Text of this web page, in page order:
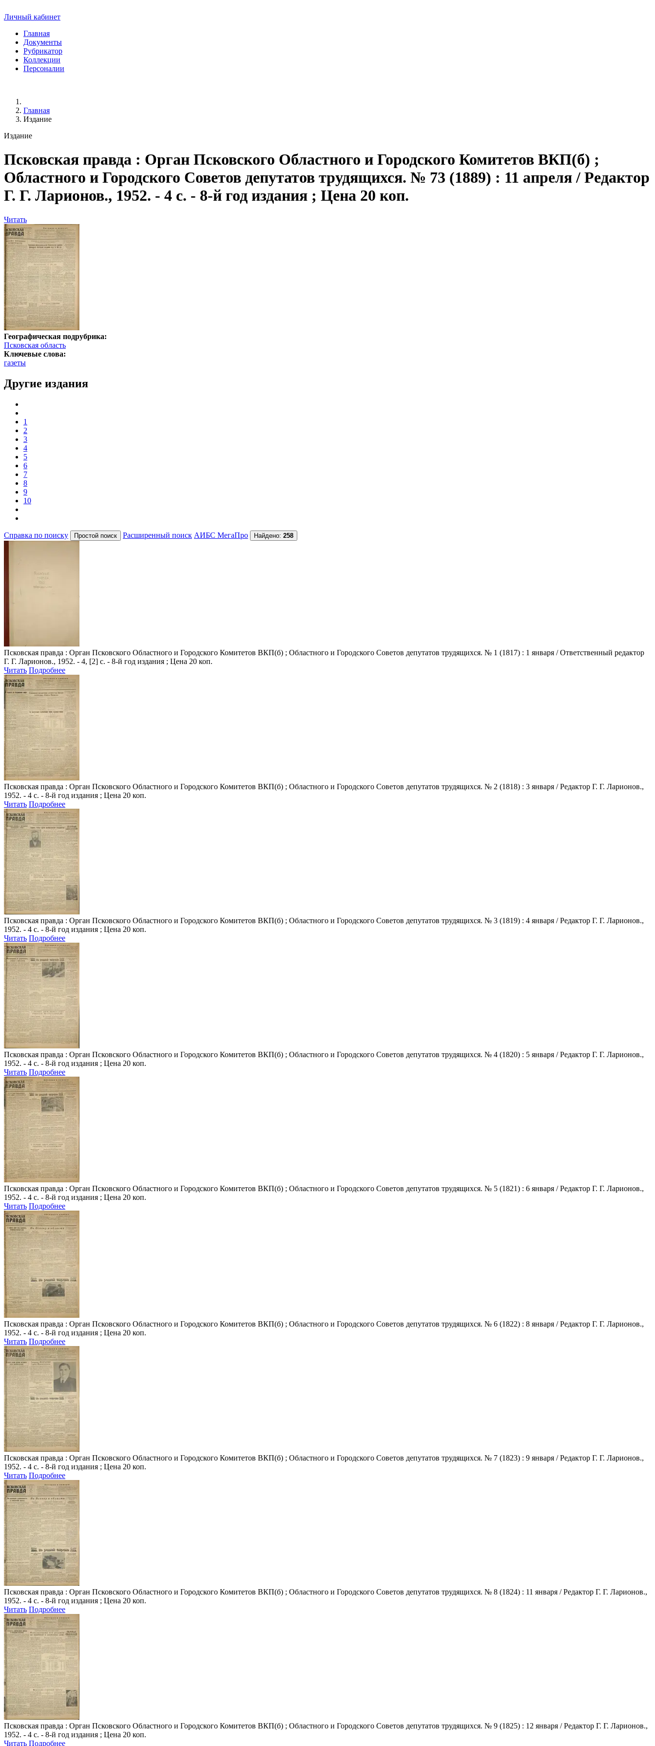
Личный кабинет
Главная
Документы
Рубрикатор
Коллекции
Персоналии
Главная
Издание
Издание
Псковская правда : Орган Псковского Областного и Городского Комитетов ВКП(б) ;
Областного и Городского Советов депутатов трудящихся. № 73 (1889) : 11 апреля / Редактор
Г. Г. Ларионов., 1952. - 4 с. - 8-й год издания ; Цена 20 коп.
Читать
Географическая подрубрика:
Псковская область
Ключевые слова:
газеты
Другие издания
1
2
3
4
5
6
7
8
9
10
Справка по поиску Расширенный поиск АИБС МегаПро Найдено: 258
Псковская правда : Орган Псковского Областного и Городского Комитетов ВКП(б) ; Областного и Городского Советов депутатов трудящихся. № 1 (1817) : 1 января / Ответственный редактор
Г. Г. Ларионов., 1952. - 4, [2] с. - 8-й год издания ; Цена 20 коп.
Читать Подробнее
Псковская правда : Орган Псковского Областного и Городского Комитетов ВКП(б) ; Областного и Городского Советов депутатов трудящихся. № 2 (1818) : 3 января / Редактор Г. Г. Ларионов.,
1952. - 4 с. - 8-й год издания ; Цена 20 коп.
Читать Подробнее
Псковская правда : Орган Псковского Областного и Городского Комитетов ВКП(б) ; Областного и Городского Советов депутатов трудящихся. № 3 (1819) : 4 января / Редактор Г. Г. Ларионов.,
1952. - 4 с. - 8-й год издания ; Цена 20 коп.
Читать Подробнее
Псковская правда : Орган Псковского Областного и Городского Комитетов ВКП(б) ; Областного и Городского Советов депутатов трудящихся. № 4 (1820) : 5 января / Редактор Г. Г. Ларионов.,
1952. - 4 с. - 8-й год издания ; Цена 20 коп.
Читать Подробнее
Псковская правда : Орган Псковского Областного и Городского Комитетов ВКП(б) ; Областного и Городского Советов депутатов трудящихся. № 5 (1821) : 6 января / Редактор Г. Г. Ларионов.,
1952. - 4 с. - 8-й год издания ; Цена 20 коп.
Читать Подробнее
Псковская правда : Орган Псковского Областного и Городского Комитетов ВКП(б) ; Областного и Городского Советов депутатов трудящихся. № 6 (1822) : 8 января / Редактор Г. Г. Ларионов.,
1952. - 4 с. - 8-й год издания ; Цена 20 коп.
Читать Подробнее
Псковская правда : Орган Псковского Областного и Городского Комитетов ВКП(б) ; Областного и Городского Советов депутатов трудящихся. № 7 (1823) : 9 января / Редактор Г. Г. Ларионов.,
1952. - 4 с. - 8-й год издания ; Цена 20 коп.
Читать Подробнее
Псковская правда : Орган Псковского Областного и Городского Комитетов ВКП(б) ; Областного и Городского Советов депутатов трудящихся. № 8 (1824) : 11 января / Редактор Г. Г. Ларионов.,
1952. - 4 с. - 8-й год издания ; Цена 20 коп.
Читать Подробнее
Псковская правда : Орган Псковского Областного и Городского Комитетов ВКП(б) ; Областного и Городского Советов депутатов трудящихся. № 9 (1825) : 12 января / Редактор Г. Г. Ларионов.,
1952. - 4 с. - 8-й год издания ; Цена 20 коп.
Читать Подробнее